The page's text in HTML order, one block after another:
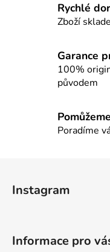
Rychlé
Zboží
Garance
100%
původem
Poradíme
Instagram
Informace pro